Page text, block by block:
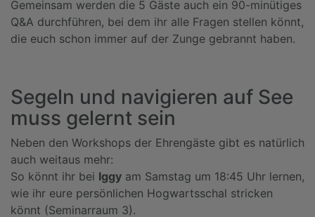
Gemeinsam werden die 5 Gäste auch ein 90-minütiges
Q&A durchführen, bei dem ihr alle Fragen stellen könnt,
die euch schon immer auf der Zunge gebrannt haben.
Segeln und navigieren auf See
muss gelernt sein
Neben den Workshops der Ehrengäste gibt es natürlich
auch weitaus mehr:
So könnt ihr bei Iggy am Samstag um 18:45 Uhr lernen,
wie ihr eure persönlichen Hogwartsschal stricken
könnt (Seminarraum 3).